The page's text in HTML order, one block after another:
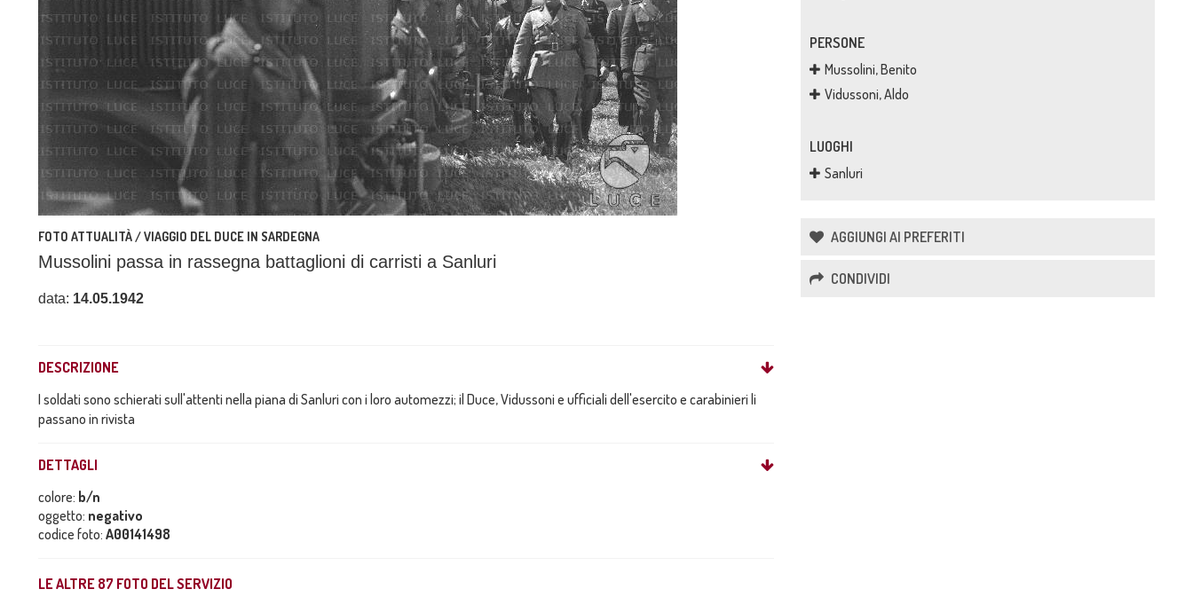
FOTO ATTUALITÀ / VIAGGIO DEL DUCE IN SARDEGNA
Mussolini passa in rassegna battaglioni di carristi a Sanluri
data: 14.05.1942
DESCRIZIONE
I soldati sono schierati sull'attenti nella piana di Sanluri con i loro automezzi; il Duce, Vidussoni e ufficiali dell'esercito e carabinieri li
passano in rivista
DETTAGLI
colore: b/n
oggetto: negativo
codice foto: A00141498
LE ALTRE 87 FOTO DEL SERVIZIO
PERSONE
Mussolini, Benito
Vidussoni, Aldo
LUOGHI
Sanluri
AGGIUNGI AI PREFERITI
CONDIVIDI